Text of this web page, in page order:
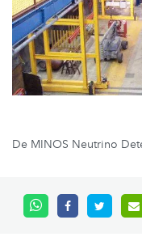
De MINOS Neutrino